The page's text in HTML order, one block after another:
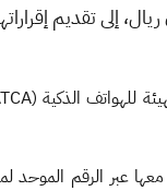
الخاضعة لضريبة القيمة المضافة التي تتجاوز توريداتها السنوية من السلع والخدمات 40 مليون ريال، إلى تقديم
عبر الرقم الموحد